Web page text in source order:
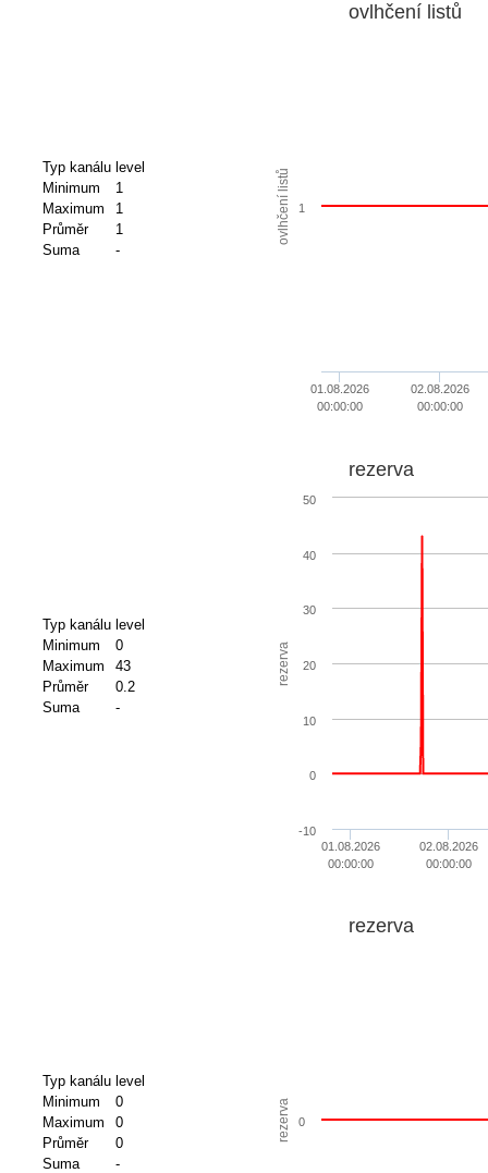
Typ kanálu level
Minimum
1
Maximum
1
Průměr
1
Suma
-
ovlhčení listů
ovlhčení listů
01.08.2026
00:00:00
02.08.2026
00:00:00
1
Typ kanálu level
Minimum
0
Maximum
43
Průměr
0.2
Suma
-
rezerva
rezerva
01.08.2026
00:00:00
02.08.2026
00:00:00
-10
0
10
20
30
40
50
Typ kanálu level
Minimum
0
Maximum
0
Průměr
0
Suma
-
rezerva
rezerva
0